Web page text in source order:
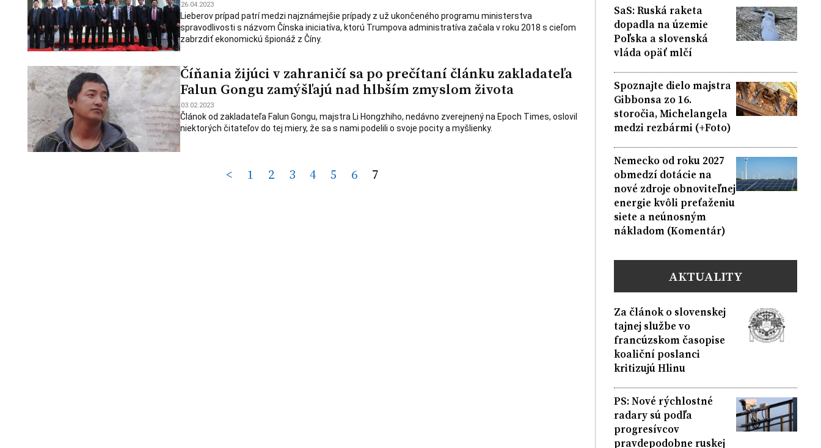
26.04.2023
Lieberov prípad patrí medzi najznámejšie prípady z už ukončeného programu ministerstva
spravodlivosti s názvom Čínska iniciatíva, ktorú Trumpova administratíva začala v roku 2018 s cieľom
zabrzdiť ekonomickú špionáž z Číny.
Číňania žijúci v zahraničí sa po prečítaní článku zakladateľa
Falun Gongu zamýšľajú nad hlbším zmyslom života
03.02.2023
Článok od zakladateľa Falun Gongu, majstra Li Hongzhiho, nedávno zverejnený na Epoch Times, oslovil
niektorých čitateľov do tej miery, že sa s nami podelili o svoje pocity a myšlienky.
< 1 2 3 4 5 6 7
SaS: Ruská raketa
dopadla na územie
Poľska a slovenská
vláda opäť mlčí
Spoznajte dielo majstra
Gibbonsa zo 16.
storočia, Michelangela
medzi rezbármi (+Foto)
Nemecko od roku 2027
obmedzí dotácie na
nové zdroje obnoviteľnej
energie kvôli preťaženiu
siete a neúnosným
nákladom (Komentár)
AKTUALITY
Za článok o slovenskej
tajnej službe vo
francúzskom časopise
koaliční poslanci
kritizujú Hlinu
PS: Nové rýchlostné
radary sú podľa
progresívcov
pravdepodobne ruskej